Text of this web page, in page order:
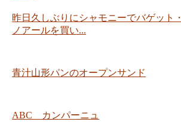
昨日久しぶりにシャモニーでバゲット・
ノアールを買い...
青汁山形パンのオープンサンド
ABC カンパーニュ